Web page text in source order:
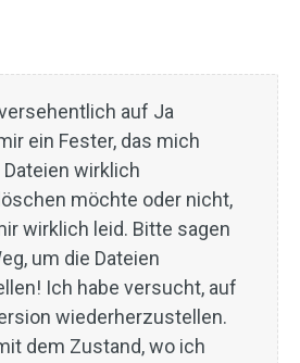
auf Ja
ein Fester, das mich
wirklich
möchte oder nicht,
wirklich leid. Bitte sagen
um die Dateien
Ich habe versucht, auf
wiederherzustellen.
dem Zustand, wo ich